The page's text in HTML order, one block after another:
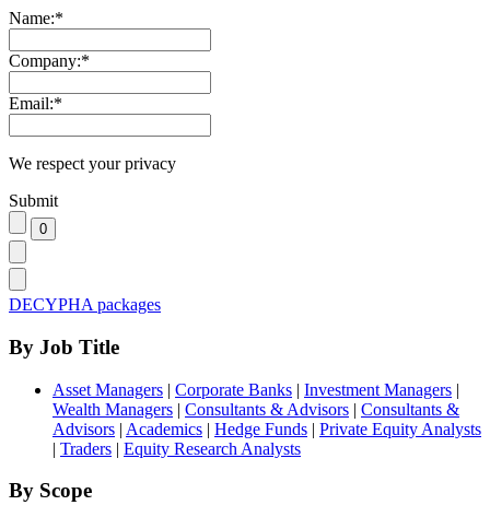
Name:*
Company:*
Email:*
We respect your privacy
Submit
DECYPHA packages
By Job Title
Asset Managers | Corporate Banks | Investment Managers |
Wealth Managers | Consultants & Advisors | Consultants &
Advisors | Academics | Hedge Funds | Private Equity Analysts
| Traders | Equity Research Analysts
By Scope